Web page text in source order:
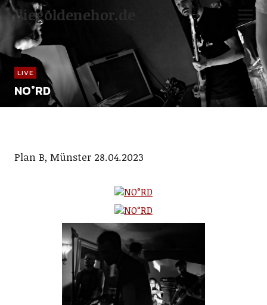
diegoldenehor.de
LIVE
NO°RD
Plan B, Münster 28.04.2023